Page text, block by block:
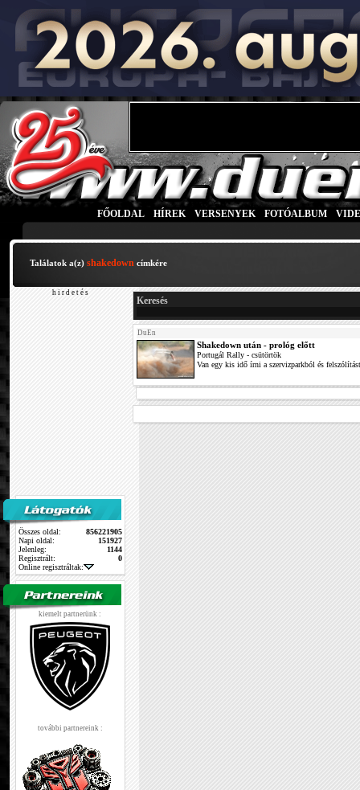
FŐOLDAL HÍREK VERSENYEK FOTÓALBUM
Találatok a(z)shakedown címkére
h i r d e t é s
Összes oldal:
856221905
Napi oldal:
151927
Jelenleg:
1144
Regisztrált:
0
Online regisztráltak:
kiemelt partnerünk :
további partnereink :
Keresés
DuEn
Shakedown után - prológ előtt
Portugál Rally - csütörtök
Van egy kis idő írni a szervizparkból és